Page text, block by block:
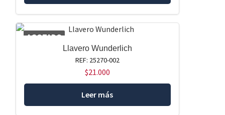
AGOTADO
Llavero Wunderlich
REF: 25270-002
$21.000
Leer más